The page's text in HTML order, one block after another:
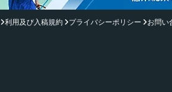
利用及び入稿規約 プライバシーポリシー お問い